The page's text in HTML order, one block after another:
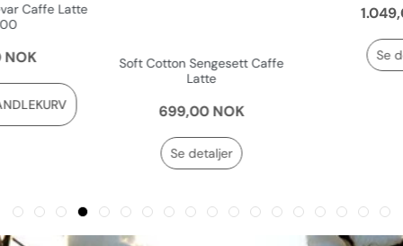
Caffe Latte
NOK
Soft Cotton Sengesett Caffe
Latte
699,00 NOK
Se detaljer
Se